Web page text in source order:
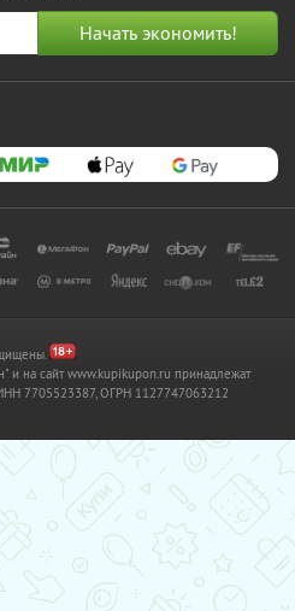
и на сайт www.kupikupon.ru принадлежат
7705523387, ОГРН 1127747063212